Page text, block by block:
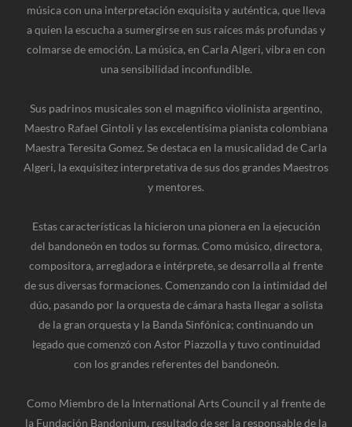
música con una interpretación exquisita y auténtica, que lleva
a quien la escucha a sumergirse en sus raíces más profundas y
colmarse de emoción. La música, en Carla Algeri, vibra en con
una sensibilidad inconfundible.
Sus padrinos musicales son el magnifico violinista argentino,
Maestro Rafael Gintoli y las excelentísima pianista colombiana
Maestra Teresita Gomez. Se destaca en la musicalidad de Carla
Algeri, la exquisitez interpretativa de sus dos grandes Maestros
y mentores.
Estas características la hicieron una pionera en la ejecución
del bandoneón en todos su formas. Como músico, directora,
compositora, arregladora e intérprete, se desarrolla al frente
de sus diversas formaciones. Comenzando con la intimidad del
dúo, pasando por la orquesta de cámara hasta llegar a solista
de la gran orquesta y la Banda Sinfónica; continuando un
legado que comenzó con Astor Piazzolla y tuvo continuidad
con los grandes referentes del bandoneón.
Como Miembro de la International Arts Council y al frente de
la Fundación Bandonium, resultado de ser la responsable de la